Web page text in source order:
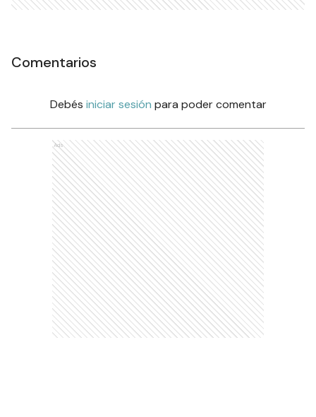
Comentarios
Debés iniciar sesión para poder comentar
Ads